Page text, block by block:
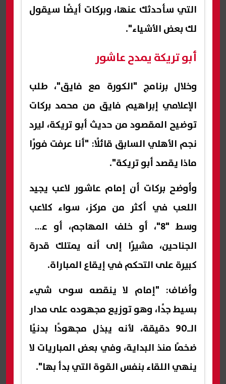
التي سأحدثك عنها، وبركات أيضًا سيقول
لك بعض الأشياء".
أبو تريكة يمدح عاشور
وخلال برنامج "الكورة مع فايق"، طلب
الإعلامي إبراهيم فايق من محمد بركات
توضيح المقصود من حديث أبو تريكة، ليرد
نجم الأهلي السابق قائلًا: "أنا عرفت فورًا
ماذا يقصد أبو تريكة".
وأوضح بركات أن إمام عاشور لاعب يجيد
اللعب في أكثر من مركز، سواء كلاعب
وسط "8"، أو خلف المهاجم، أو على
الجناحين، مشيرًا إلى أنه يمتلك قدرة
كبيرة على التحكم في إيقاع المباراة.
وأضاف: "إمام لا ينقصه سوى شيء
بسيط جدًا، وهو توزيع مجهوده على مدار
الـ90 دقيقة، لأنه يبذل مجهودًا بدنيًا
ضخمًا منذ البداية، وفي بعض المباريات لا
ينهي اللقاء بنفس القوة التي بدأ بها".